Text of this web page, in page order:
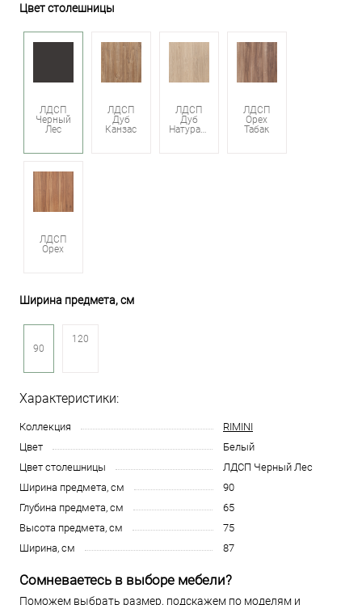
Цвет столешницы
ЛДСП
Черный
Лес
ЛДСП
Дуб
Канзас
ЛДСП
Дуб
Натуральный
ЛДСП
Орех
Табак
ЛДСП
Орех
Ширина предмета, см
90
120
Характеристики:
Коллекция
RIMINI
Цвет
Белый
Цвет столешницы
ЛДСП Черный Лес
Ширина предмета, см
90
Глубина предмета, см
65
Высота предмета, см
75
Ширина, см
87
Сомневаетесь в выборе мебели?
Поможем выбрать размер, подскажем по моделям и